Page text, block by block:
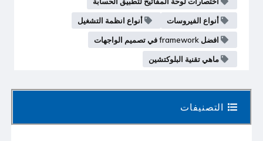
التصنيفات
أنواع الفيروسات أنواع انظمة التشغيل
افضل framework في تصميم الواجهات
ماهي تقنية البلوكتشين